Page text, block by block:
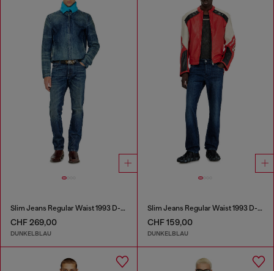
Slim Jeans Regular Waist 1993 D-Vyl
CHF 269,00
DUNKELBLAU
Slim Jeans Regular Waist 1993 D-Vyl
CHF 159,00
DUNKELBLAU